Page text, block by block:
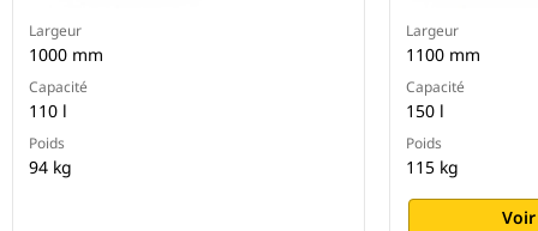
Largeur
1000 mm
Capacité
110 l
Poids
94 kg
Largeur
1100 mm
Capacité
150 l
Poids
115 kg